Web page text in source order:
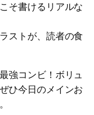
そ書けるリアルな
ストが、読者の食
強コンビ！ボリュ
ひ今日のメインお